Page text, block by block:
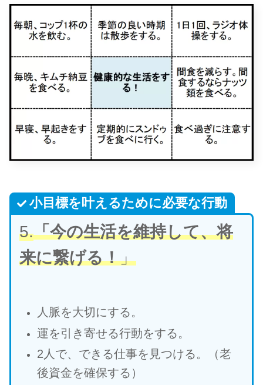
小目標を叶えるために必要な行動
5.「今の生活を維持して、将
来に繋げる！」
人脈を大切にする。
運を引き寄せる行動をする。
2人で、できる仕事を見つける。（老
後資金を確保する）